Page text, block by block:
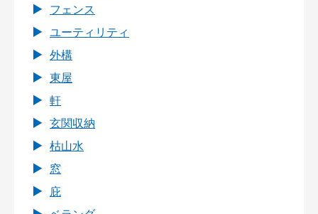
フェンス
ユーティリティ
外構
東屋
軒
玄関収納
枯山水
窓
庇